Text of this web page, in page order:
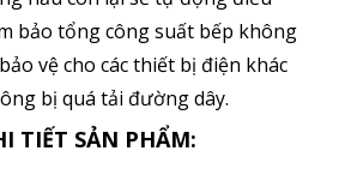
bảo tổng công suất bếp không
vệ cho các thiết bị điện khác
bị quá tải đường dây.
TIẾT SẢN PHẨM: